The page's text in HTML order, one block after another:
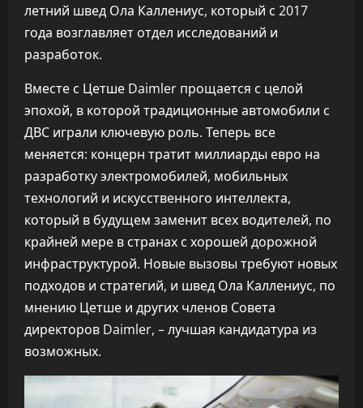
летний швед Ола Каллениус, который с 2017
года возглавляет отдел исследований и
разработок.
Вместе с Цетше Daimler прощается с целой
эпохой, в которой традиционные автомобили с
ДВС играли ключевую роль. Теперь все
меняется: концерн тратит миллиарды евро на
разработку электромобилей, мобильных
технологий и искусственного интеллекта,
который в будущем заменит всех водителей, по
крайней мере в странах с хорошей дорожной
инфраструктурой. Новые вызовы требуют новых
подходов и стратегий, и швед Ола Каллениус, по
мнению Цетше и других членов Совета
директоров Daimler, – лучшая кандидатура из
возможных.